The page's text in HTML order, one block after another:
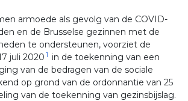
armoede als gevolg van de COVID-
en de Brusselse gezinnen met de
te ondersteunen, voorziet de
juli 2020 1
in de toekenning van een
van de bedragen van de sociale
op grond van de ordonnantie van 25
van de toekenning van gezinsbijslag.